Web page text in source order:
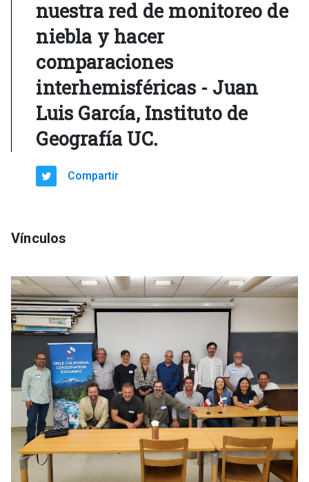
nuestra red de monitoreo de
niebla y hacer
comparaciones
interhemisféricas - Juan
Luis García, Instituto de
Geografía UC.
Compartir
Vínculos